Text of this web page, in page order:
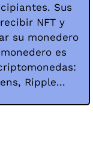
Sus
NFT y
su monedero
es
Ripple...